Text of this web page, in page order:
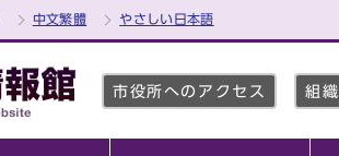
中文繁體 やさしい日本語
市役所へのアクセス 組